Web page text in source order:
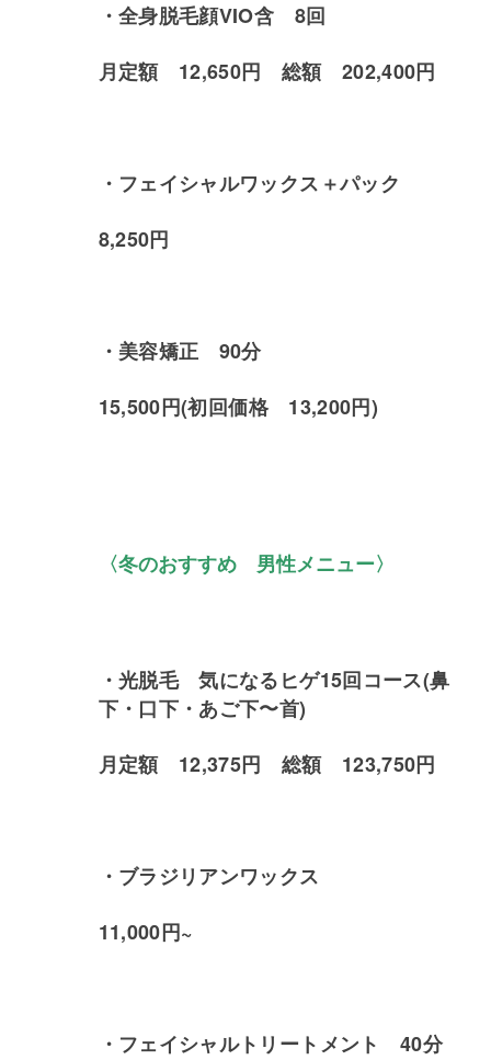
・全身脱毛顔VIO含 8回
月定額 12,650円 総額 202,400円
・フェイシャルワックス＋パック
8,250円
・美容矯正 90分
15,500円(初回価格 13,200円)
〈冬のおすすめ 男性メニュー〉
・光脱毛 気になるヒゲ15回コース(鼻
下・口下・あご下〜首)
月定額 12,375円 総額 123,750円
・ブラジリアンワックス
11,000円~
・フェイシャルトリートメント 40分